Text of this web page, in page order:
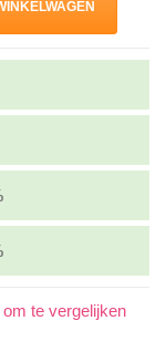
om te vergelijken